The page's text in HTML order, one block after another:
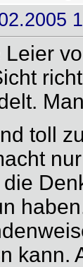
toll
kann.